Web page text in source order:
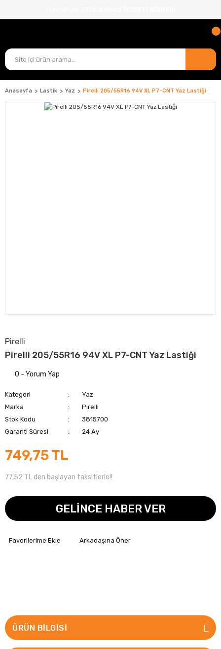
Anasayfa Lastik Yaz Pirelli 205/55R16 94V XL P7-CNT Yaz Lastiği
Pirelli
Pirelli 205/55R16 94V XL P7-CNT Yaz Lastiği
0 - Yorum Yap
Kategori
Yaz
Marka
Pirelli
Stok Kodu
3815700
Garanti Süresi
24 Ay
749,75 TL
77,52 TL den başlayan taksitlerle!!
GELİNCE HABER VER
Arkadaşına Öner
ÜRÜN BILGISI